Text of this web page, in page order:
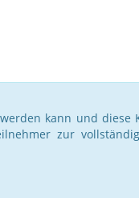
kann und
zur